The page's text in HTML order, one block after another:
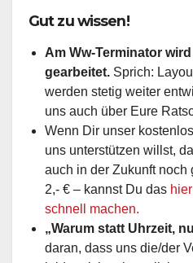
Gut zu wissen!
Am Ww-Terminator
gearbeitet. Sprich:
werden stetig weiter
uns auch über Eure
Wenn Dir unser
uns unterstützen willst,
auch in der Zukunft noch
2,- € – kannst Du das
schnell machen.
„Warum statt Uhrzeit,
daran, dass uns die/der